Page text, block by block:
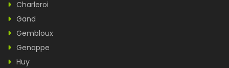
Charleroi
Gand
Gembloux
Genappe
Huy